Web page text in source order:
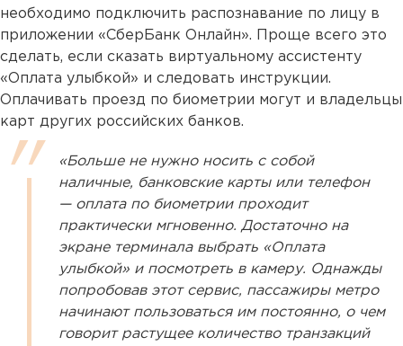
необходимо подключить распознавание по лицу в
приложении «СберБанк Онлайн». Проще всего это
сделать, если сказать виртуальному ассистенту
«Оплата улыбкой» и следовать инструкции.
Оплачивать проезд по биометрии могут и владельцы
карт других российских банков.
«Больше не нужно носить с собой
наличные, банковские карты или телефон
— оплата по биометрии проходит
практически мгновенно. Достаточно на
экране терминала выбрать «Оплата
улыбкой» и посмотреть в камеру. Однажды
попробовав этот сервис, пассажиры метро
начинают пользоваться им постоянно, о чем
говорит растущее количество транзакций